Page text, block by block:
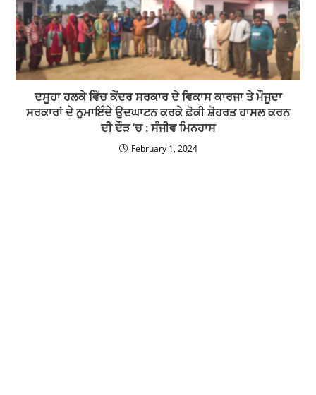
ਦਸੂਹਾ ਹਲਕੇ ਵਿੱਚ ਕੇਂਦਰ ਸਰਕਾਰ ਦੇ ਵਿਕਾਸ ਕਾਰਜਾ ਤੇ ਮੌਜੂਦਾ
ਸਰਕਾਰਾਂ ਦੇ ਨੁਮਾਇੰਦੇ ਉਦਘਾਟਨ ਕਰਕੇ ਫ਼ੋਕੀ ਸ਼ੋਹਰਤ ਹਾਸਲ ਕਰਨ
ਦੀ ਦੌੜ ‘ਚ : ਸੰਜੀਵ ਮਿਨਹਾਸ
February 1, 2024